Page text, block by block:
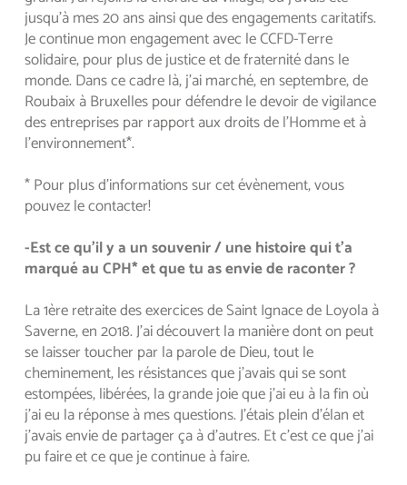
jusqu’à mes 20 ans ainsi que des engagements caritatifs.
Je continue mon engagement avec le CCFD-Terre
solidaire, pour plus de justice et de fraternité dans le
monde. Dans ce cadre là, j’ai marché, en septembre, de
Roubaix à Bruxelles pour défendre le devoir de vigilance
des entreprises par rapport aux droits de l’Homme et à
l’environnement*.
* Pour plus d'informations sur cet évènement, vous
pouvez le contacter!
-Est ce qu’il y a un souvenir / une histoire qui t’a
marqué au CPH* et que tu as envie de raconter ?
La 1ère retraite des exercices de Saint Ignace de Loyola à
Saverne, en 2018. J’ai découvert la manière dont on peut
se laisser toucher par la parole de Dieu, tout le
cheminement, les résistances que j’avais qui se sont
estompées, libérées, la grande joie que j’ai eu à la fin où
j’ai eu la réponse à mes questions. J’étais plein d’élan et
j’avais envie de partager ça à d’autres. Et c’est ce que j’ai
pu faire et ce que je continue à faire.